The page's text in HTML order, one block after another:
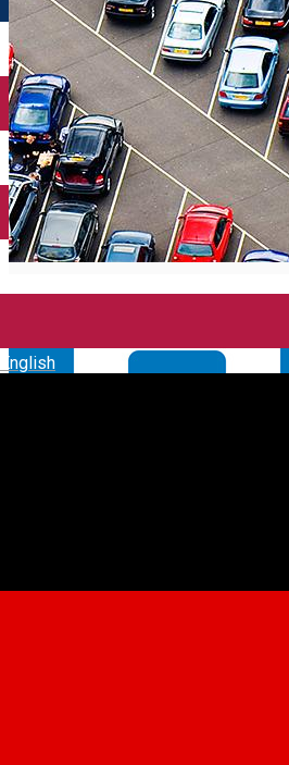
English